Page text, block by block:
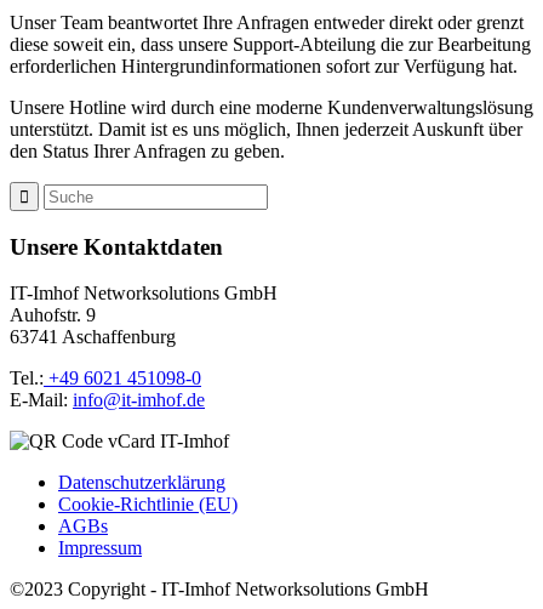
Unser Team beantwortet Ihre Anfragen entweder direkt oder grenzt
diese soweit ein, dass unsere Support-Abteilung die zur Bearbeitung
erforderlichen Hintergrundinformationen sofort zur Verfügung hat.
Unsere Hotline wird durch eine moderne Kundenverwaltungslösung
unterstützt. Damit ist es uns möglich, Ihnen jederzeit Auskunft über
den Status Ihrer Anfragen zu geben.
Unsere Kontaktdaten
IT-Imhof Networksolutions GmbH
Auhofstr. 9
63741 Aschaffenburg
Tel.: +49 6021 451098-0
E-Mail: info@it-imhof.de
Datenschutzerklärung
Cookie-Richtlinie (EU)
AGBs
Impressum
©2023 Copyright - IT-Imhof Networksolutions GmbH